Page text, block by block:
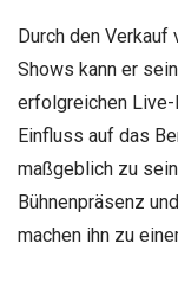
Durch den
Shows kann er
erfolgreichen
Einfluss auf das
maßgeblich zu
Bühnenpräsenz
machen ihn zu